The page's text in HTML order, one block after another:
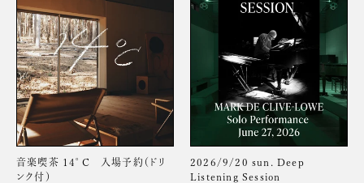
14°C
入
場
予
約
（ド
リ
ン
ク
音楽喫茶 14°C 入場予約（ドリ
ンク付）
Listening
Session
Mark
de
Clive-
Lowe
Solo
Performance
at
LISTUDE
2026/9/20 sun. Deep
Listening Session